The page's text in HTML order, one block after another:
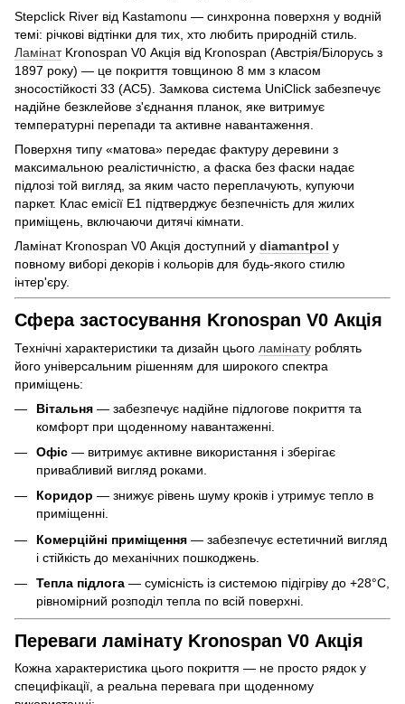
Stepclick River від Kastamonu — синхронна поверхня у водній
темі: річкові відтінки для тих, хто любить природній стиль.
ЛамінатKronospan V0 Акція від Kronospan (Австрія/Білорусь з
1897 року) — це покриття товщиною 8 мм з класом
зносостійкості 33 (AC5). Замкова система UniClick забезпечує
надійне безклейове з'єднання планок, яке витримує
температурні перепади та активне навантаження.
Поверхня типу «матова» передає фактуру деревини з
максимальною реалістичністю, а фаска без фаски надає
підлозі той вигляд, за яким часто переплачують, купуючи
паркет. Клас емісії E1 підтверджує безпечність для жилих
приміщень, включаючи дитячі кімнати.
Ламінат Kronospan V0 Акція доступний у diamantpol у
повному виборі декорів і кольорів для будь-якого стилю
інтер'єру.
Сфера застосування Kronospan V0 Акція
Технічні характеристики та дизайн цього ламінату роблять
його універсальним рішенням для широкого спектра
приміщень:
Вітальня — забезпечує надійне підлогове покриття та
комфорт при щоденному навантаженні.
Офіс — витримує активне використання і зберігає
привабливий вигляд роками.
Коридор — знижує рівень шуму кроків і утримує тепло в
приміщенні.
Комерційні приміщення — забезпечує естетичний вигляд
і стійкість до механічних пошкоджень.
Тепла підлога — сумісність із системою підігріву до +28°C,
рівномірний розподіл тепла по всій поверхні.
Переваги ламінату Kronospan V0 Акція
Кожна характеристика цього покриття — не просто рядок у
специфікації, а реальна перевага при щоденному